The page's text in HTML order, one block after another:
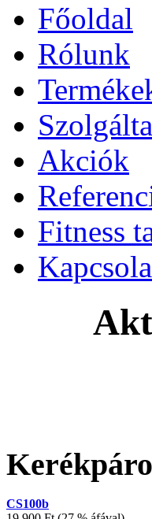
Főoldal
Rólunk
Akciók
Fitness
CS100b